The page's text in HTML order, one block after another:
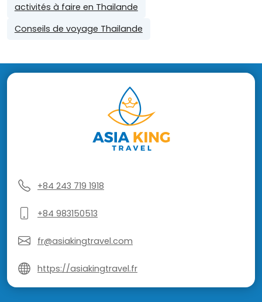
activités à faire en Thailande
Conseils de voyage Thailande
+84 243 719 1918
+84 983150513
fr@asiakingtravel.com
https://asiakingtravel.fr